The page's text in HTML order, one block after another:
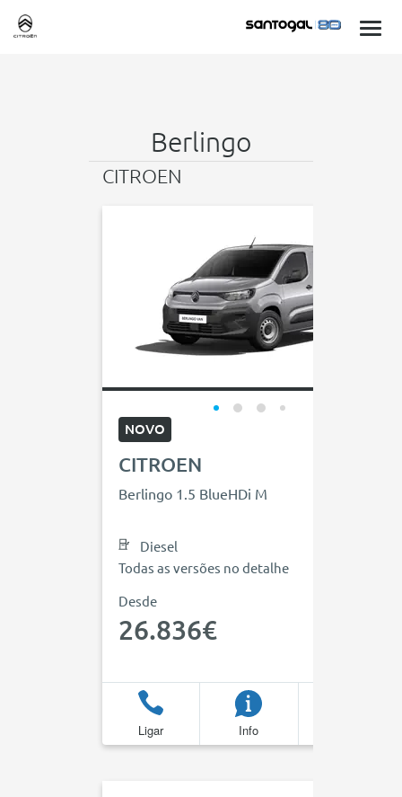
Berlingo
CITROEN
NOVO
CITROEN
Berlingo 1.5 BlueHDi M
Diesel
Todas as versões no detalhe
Desde
26.836€
Ligar Info